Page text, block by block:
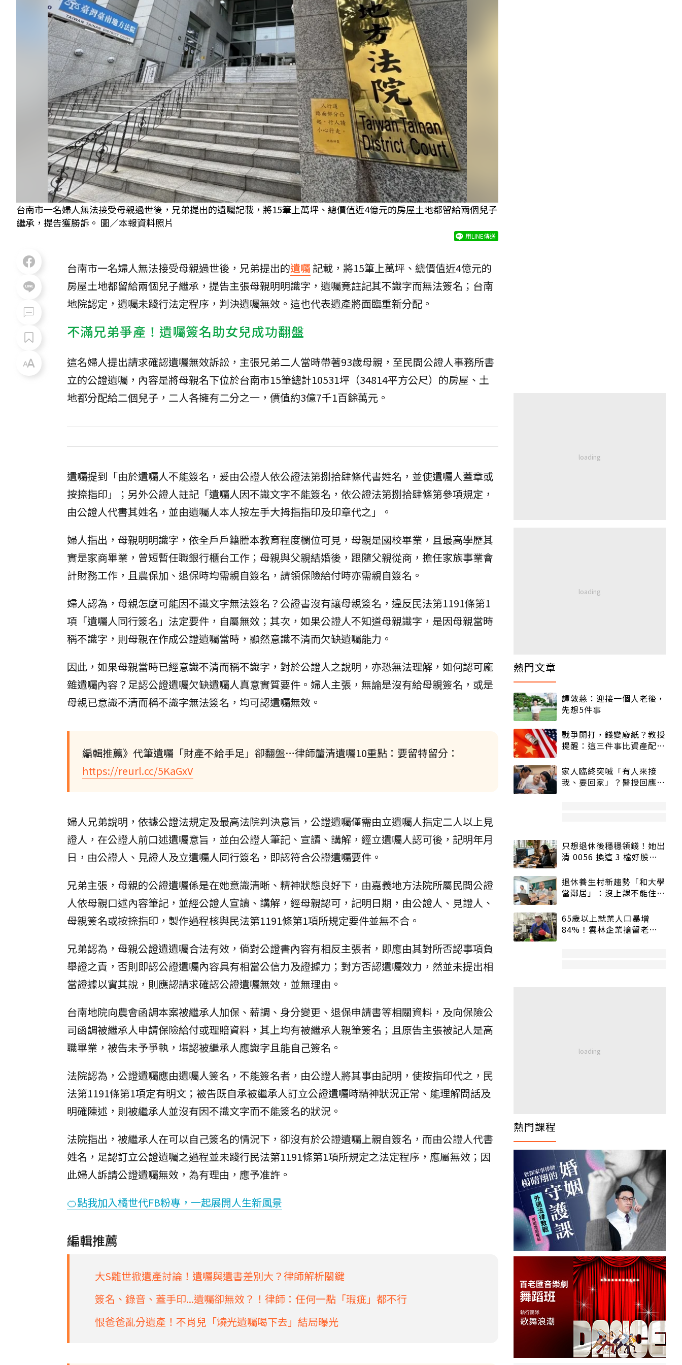
台南市一名婦人無法接受母親過世後，兄弟提出的遺囑記載，將15筆上萬坪、總價值近4億元的房屋土地都留給兩個兒子
繼承，提告獲勝訴。 圖／本報資料照片
用LINE傳送
台南市一名婦人無法接受母親過世後，兄弟提出的遺囑 記載，將15筆上萬坪、總價值近4億元的
房屋土地都留給兩個兒子繼承，提告主張母親明明識字，遺囑竟註記其不識字而無法簽名；台南
地院認定，遺囑未踐行法定程序，判決遺囑無效。這也代表遺產將面臨重新分配。
不滿兄弟爭產！遺囑簽名助女兒成功翻盤
這名婦人提出請求確認遺囑無效訴訟，主張兄弟二人當時帶著93歲母親，至民間公證人事務所書
立的公證遺囑，內容是將母親名下位於台南市15筆總計10531坪（34814平方公尺）的房屋、土
地都分配給二個兒子，二人各擁有二分之一，價值約3億7千1百餘萬元。
遺囑提到「由於遺囑人不能簽名，爰由公證人依公證法第捌拾肆條代書姓名，並使遺囑人蓋章或
按捺指印」；另外公證人註記「遺囑人因不識文字不能簽名，依公證法第捌拾肆條第參項規定，
由公證人代書其姓名，並由遺囑人本人按左手大拇指指印及印章代之」。
婦人指出，母親明明識字，依全戶戶籍謄本教育程度欄位可見，母親是國校畢業，且最高學歷其
實是家商畢業，曾短暫任職銀行櫃台工作；母親與父親結婚後，跟隨父親從商，擔任家族事業會
計財務工作，且農保加、退保時均需親自簽名，請領保險給付時亦需親自簽名。
婦人認為，母親怎麼可能因不識文字無法簽名？公證書沒有讓母親簽名，違反民法第1191條第1
項「遺囑人同行簽名」法定要件，自屬無效；其次，如果公證人不知道母親識字，是因母親當時
稱不識字，則母親在作成公證遺囑當時，顯然意識不清而欠缺遺囑能力。
因此，如果母親當時已經意識不清而稱不識字，對於公證人之說明，亦恐無法理解，如何認可龐
雜遺囑內容？足認公證遺囑欠缺遺囑人真意實質要件。婦人主張，無論是沒有給母親簽名，或是
母親已意識不清而稱不識字無法簽名，均可認遺囑無效。
編輯推薦》代筆遺囑「財產不給手足」卻翻盤…律師釐清遺囑10重點：要留特留分：
https://reurl.cc/5KaGxV
婦人兄弟說明，依據公證法規定及最高法院判決意旨，公證遺囑僅需由立遺囑人指定二人以上見
證人，在公證人前口述遺囑意旨，並甶公證人筆記、宣讀、講解，經立遺囑人認可後，記明年月
日，由公證人、見證人及立遺囑人同行簽名，即認符合公證遺囑要件。
兄弟主張，母親的公證遺囑係是在她意識清晰、精神狀態良好下，由嘉義地方法院所屬民間公證
人依母親口述內容筆記，並經公證人宣讀、講解，經母親認可，記明日期，由公證人、見證人、
母親簽名或按捺指印，製作過程核與民法第1191條第1項所規定要件並無不合。
兄弟認為，母親公證遺遺囑合法有效，倘對公證書內容有相反主張者，即應由其對所否認事項負
舉證之責，否則即認公證遺囑內容具有相當公信力及證據力；對方否認遺囑效力，然並未提出相
當證據以實其說，則應認請求確認公證遺囑無效，並無理由。
台南地院向農會函調本案被繼承人加保、薪調、身分變更、退保申請書等相關資料，及向保險公
司函調被繼承人申請保險給付或理賠資料，其上均有被繼承人親筆簽名；且原告主張被記人是高
職畢業，被告未予爭執，堪認被繼承人應識字且能自己簽名。
法院認為，公證遺囑應由遺囑人簽名，不能簽名者，由公證人將其事由記明，使按指印代之，民
法第1191條第1項定有明文；被告既自承被繼承人訂立公證遺囑時精神狀況正常、能理解問話及
明確陳述，則被繼承人並沒有因不識文字而不能簽名的狀況。
法院指出，被繼承人在可以自己簽名的情況下，卻沒有於公證遺囑上親自簽名，而由公證人代書
姓名，足認訂立公證遺囑之過程並未踐行民法第1191條第1項所規定之法定程序，應屬無效；因
此婦人訴請公證遺囑無效，為有理由，應予准許。
🍊點我加入橘世代FB粉專，一起展開人生新風景
編輯推薦
大S離世掀遺產討論！遺囑與遺書差別大？律師解析關鍵
簽名、錄音、蓋手印...遺囑卻無效？！律師：任何一點「瑕疵」都不行
恨爸爸亂分遺產！不肖兒「燒光遺囑喝下去」結局曝光
熱門文章
譚敦慈：迎接一個人老後，
先想5件事
戰爭開打，錢變廢紙？教授
提醒：這三件事比資產配置
家人臨終突喊「有人來接
我、要回家」？醫授回應方
只想退休後穩穩領錢！她出
清 0056 換這 3 檔好股：
退休養生村新趨勢「和大學
當鄰居」：沒上課不能住、
65歲以上就業人口暴增
84%！雲林企業搶留老員
熱門課程